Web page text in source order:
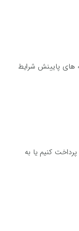
های پایینش شرایط
کنیم یا به